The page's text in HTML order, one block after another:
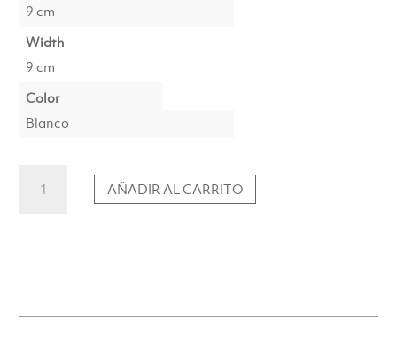
9 cm
Width
9 cm
Color
Blanco
Portavelas
AÑADIR AL CARRITO